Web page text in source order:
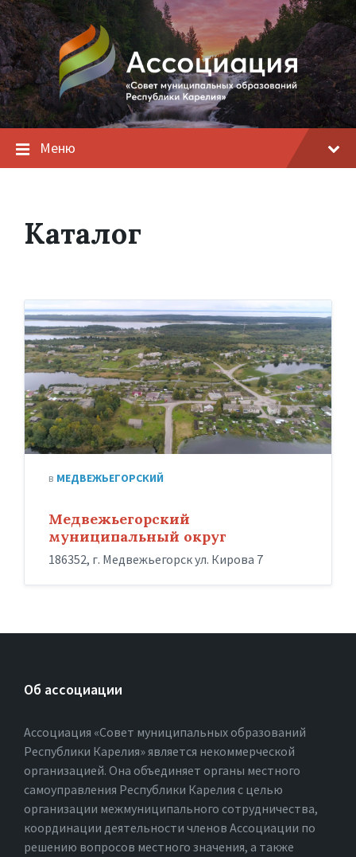
Меню
Каталог
в МЕДВЕЖЬЕГОРСКИЙ
Медвежьегорский
муниципальный округ
186352, г. Медвежьегорск ул. Кирова 7
Об ассоциации
Ассоциация «Совет муниципальных образований
Республики Карелия» является некоммерческой
организацией. Она объединяет органы местного
самоуправления Республики Карелия с целью
организации межмуниципального сотрудничества,
координации деятельности членов Ассоциации по
решению вопросов местного значения, а также